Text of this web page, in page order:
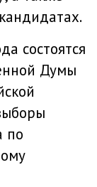
состоятся
Думы
по